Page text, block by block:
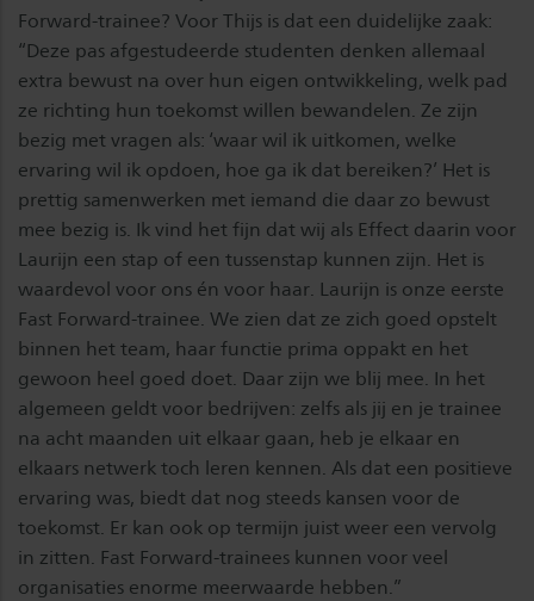
Forward-trainee? Voor Thijs is dat een duidelijke zaak:
“Deze pas afgestudeerde studenten denken allemaal
extra bewust na over hun eigen ontwikkeling, welk pad
ze richting hun toekomst willen bewandelen. Ze zijn
bezig met vragen als: ‘waar wil ik uitkomen, welke
ervaring wil ik opdoen, hoe ga ik dat bereiken?’ Het is
prettig samenwerken met iemand die daar zo bewust
mee bezig is. Ik vind het fijn dat wij als Effect daarin voor
Laurijn een stap of een tussenstap kunnen zijn. Het is
waardevol voor ons én voor haar. Laurijn is onze eerste
Fast Forward-trainee. We zien dat ze zich goed opstelt
binnen het team, haar functie prima oppakt en het
gewoon heel goed doet. Daar zijn we blij mee. In het
algemeen geldt voor bedrijven: zelfs als jij en je trainee
na acht maanden uit elkaar gaan, heb je elkaar en
elkaars netwerk toch leren kennen. Als dat een positieve
ervaring was, biedt dat nog steeds kansen voor de
toekomst. Er kan ook op termijn juist weer een vervolg
in zitten. Fast Forward-trainees kunnen voor veel
organisaties enorme meerwaarde hebben.”